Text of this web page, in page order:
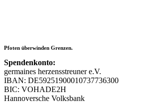
Pfoten überwinden Grenzen.
Spendenkonto:
germaines herzensstreuner e.V.
IBAN: DE59251900010737736300
BIC: VOHADE2H
Hannoversche Volksbank